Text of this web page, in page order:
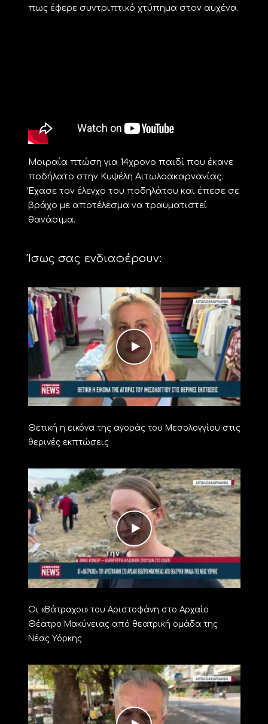
πως έφερε συντριπτικό χτύπημα στον αυχένα.
Μοιραία πτώση για 14χρονο παιδί που έκανε
ποδήλατο στην Κυψέλη Αιτωλοακαρνανίας.
Έχασε τον έλεγχο του ποδηλάτου και έπεσε σε
βράχο με αποτέλεσμα να τραυματιστεί
θανάσιμα.
Ίσως σας ενδιαφέρουν:
Θετική η εικόνα της αγοράς του Μεσολογγίου στις
θερινές εκπτώσεις
Οι «Βάτραχοι» του Αριστοφάνη στο Αρχαίο
Θέατρο Μακύνειας από θεατρική ομάδα της
Νέας Υόρκης